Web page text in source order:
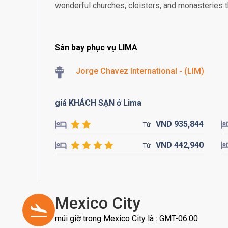
wonderful churches, cloisters, and monasteries
Sân bay phục vụ LIMA
Jorge Chavez International - (LIM)
giá KHÁCH SẠN ở Lima
Từ VND 935,844
Từ VND 442,940
Mexico City
múi giờ trong Mexico City là : GMT-06:00